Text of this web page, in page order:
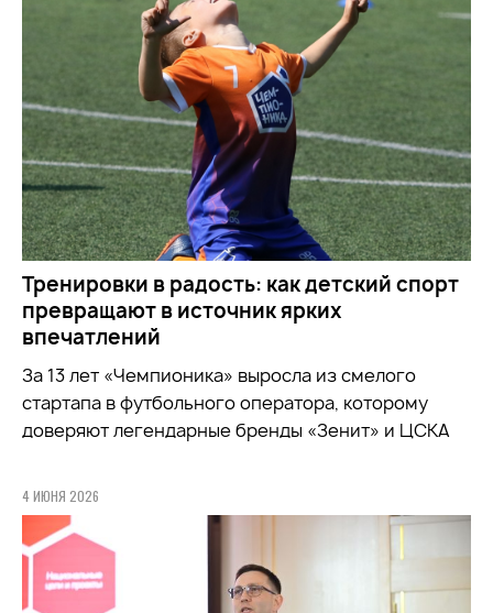
Тренировки в радость: как детский спорт
превращают в источник ярких
впечатлений
За 13 лет «Чемпионика» выросла из смелого
стартапа в футбольного оператора, которому
доверяют легендарные бренды «Зенит» и ЦСКА
4 ИЮНЯ 2026